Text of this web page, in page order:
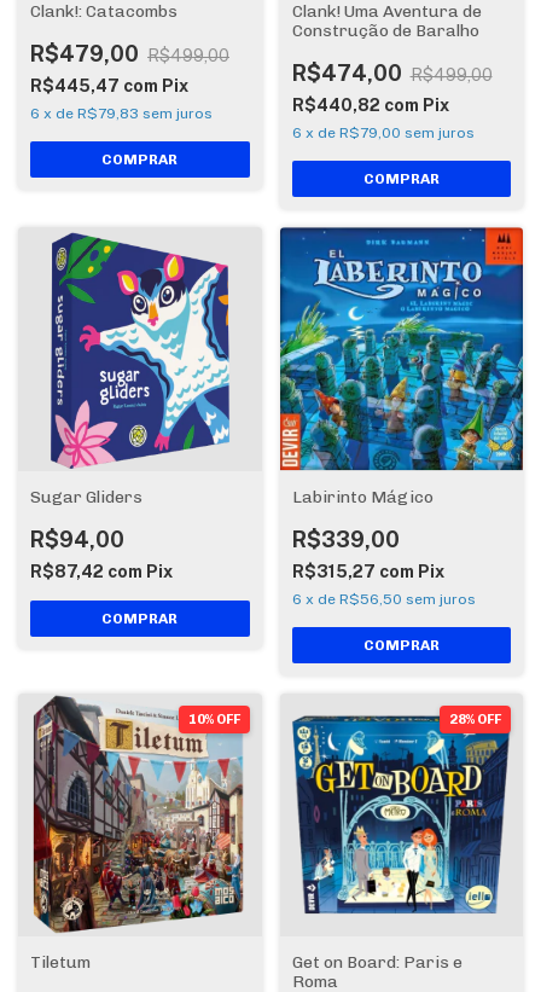
Clank!: Catacombs
R$479,00 R$499,00
R$445,47 com Pix
6 x de R$79,83 sem juros
Clank! Uma Aventura de
Construção de Baralho
R$474,00 R$499,00
R$440,82 com Pix
6 x de R$79,00 sem juros
Sugar Gliders
R$94,00
R$87,42 com Pix
Labirinto Mágico
R$339,00
R$315,27 com Pix
6 x de R$56,50 sem juros
10% OFF
Tiletum
28% OFF
Get on Board: Paris e
Roma